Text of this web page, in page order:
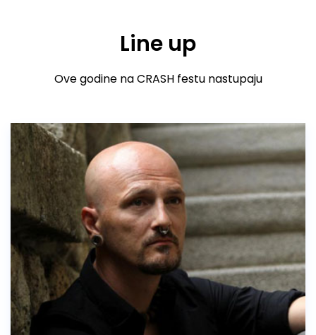
Line up
Ove godine na CRASH festu nastupaju